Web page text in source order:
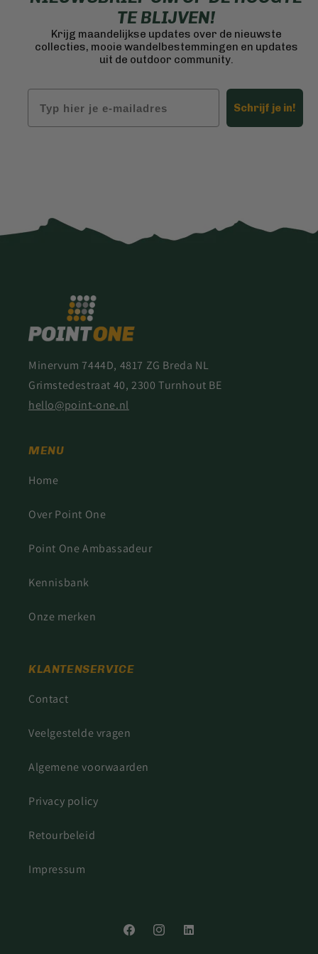
TE BLIJVEN!
Krijg maandelijkse updates over de nieuwste
collecties, mooie wandelbestemmingen en updates
uit de outdoor community.
Email
Schrijf je in!
Minervum 7444D, 4817 ZG Breda NL
Grimstedestraat 40, 2300 Turnhout BE
hello@point-one.nl
MENU
Home
Over Point One
Point One Ambassadeur
Kennisbank
Onze merken
KLANTENSERVICE
Contact
Veelgestelde vragen
Algemene voorwaarden
Privacy policy
Retourbeleid
Impressum
FacebookInstagramLinkedIn